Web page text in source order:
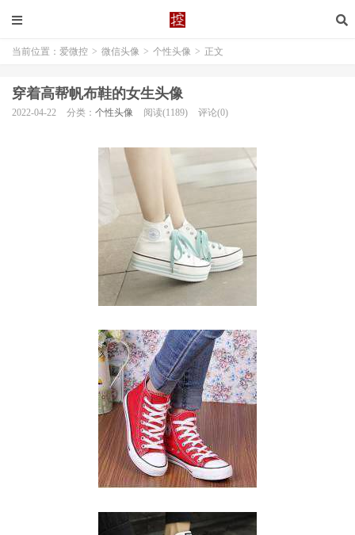
当前位置： 爱微控 > 微信头像 > 个性头像 > 正文
穿着高帮帆布鞋的女生头像
2022-04-22 分类： 个性头像 阅读(1189) 评论(0)